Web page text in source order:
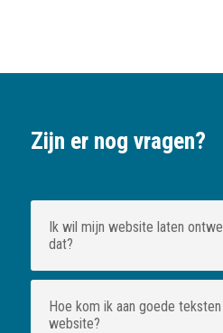
Zijn er nog vragen?
Ik wil mijn website laten
dat?
Hoe kom ik aan goede
website?